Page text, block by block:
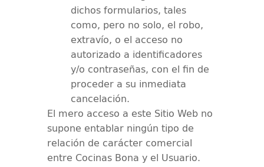
dichos formularios, tales
como, pero no solo, el robo,
extravío, o el acceso no
autorizado a identificadores
y/o contraseñas, con el fin de
proceder a su inmediata
cancelación.
El mero acceso a este Sitio Web no
supone entablar ningún tipo de
relación de carácter comercial
entre Cocinas Bona y el Usuario.